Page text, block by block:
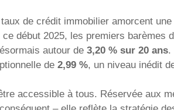
de crédit immobilier amorcent une
début 2025, les premiers barèmes
autour de 3,20 % sur 20 ans.
de 2,99 %, un niveau inédit
accessible à tous. Réservée aux